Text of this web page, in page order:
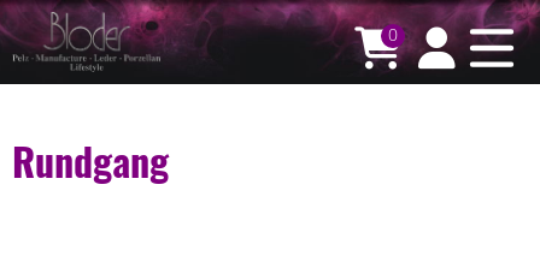
0
Rundgang